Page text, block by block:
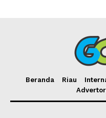
Beranda Riau